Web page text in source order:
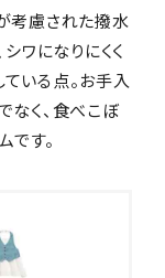
考慮された撥水
ワになりにくく
いる点。お手入
なく、食べこぼ
です。